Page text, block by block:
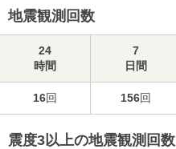
地震観測回数
24
時間
7
日間
16回 156回
震度3以上の地震観測回数